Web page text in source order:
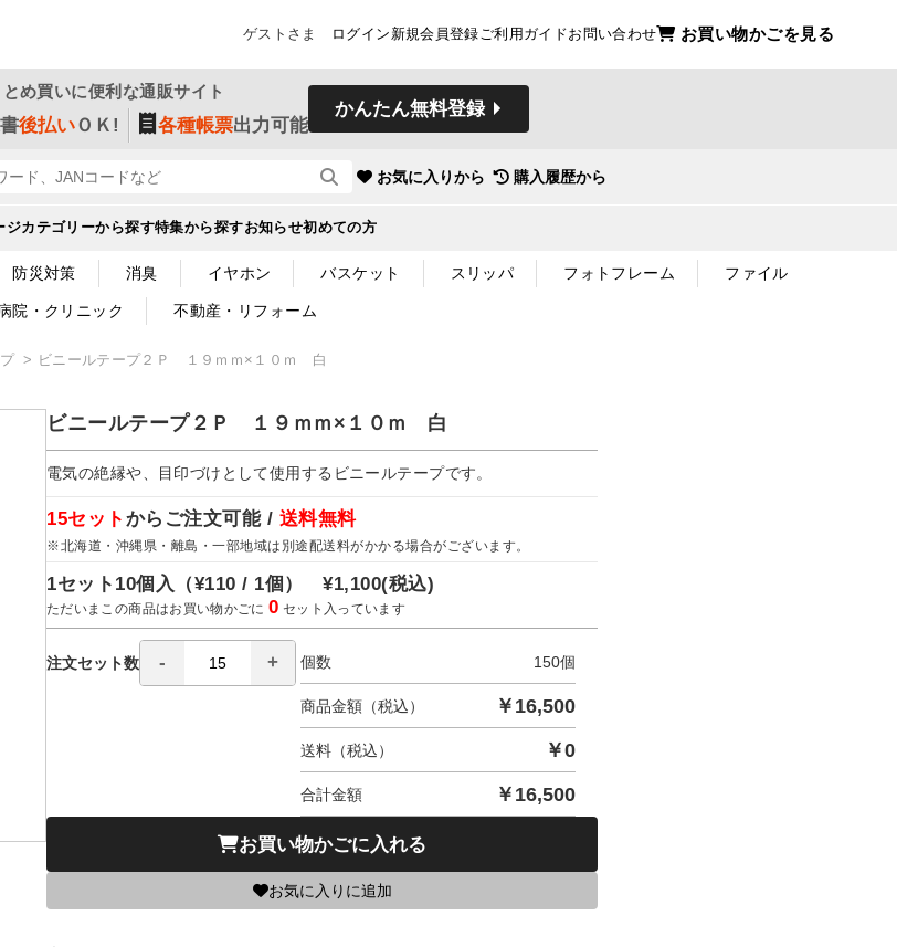
ゲストさま ログイン 新規会員登録ご利用ガイドお問い合わせ お買い物かごを見る
め買いに便利な通販サイト
後払いＯＫ! 各種帳票出力可能
かんたん無料登録
お気に入りから 購入履歴から
ジカテゴリーから探す特集から探すお知らせ初めての方
防災対策 消臭 イヤホン バスケット スリッパ フォトフレーム ファイル
院・クリニック 不動産・リフォーム
ビニールテープ２Ｐ １９ｍｍ×１０ｍ 白
ビニールテープ２Ｐ １９ｍｍ×１０ｍ 白
電気の絶縁や、目印づけとして使用するビニールテープです。
15セット からご注文可能 / 送料無料
※北海道・沖縄県・離島・一部地域は別途配送料がかかる場合がございます。
1セット10個入（¥110 / 1個）¥1,100(税込)
ただいまこの商品はお買い物かごに0 セット入っています
注文セット数 個数 150個
商品金額（税込） ￥ 16,500
送料（税込） ￥0
合計金額 ￥ 16,500
お買い物かごに入れる
お気に入りに追加